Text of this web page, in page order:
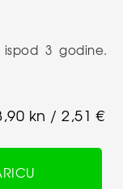
3 godine.
kn / 2,51 €